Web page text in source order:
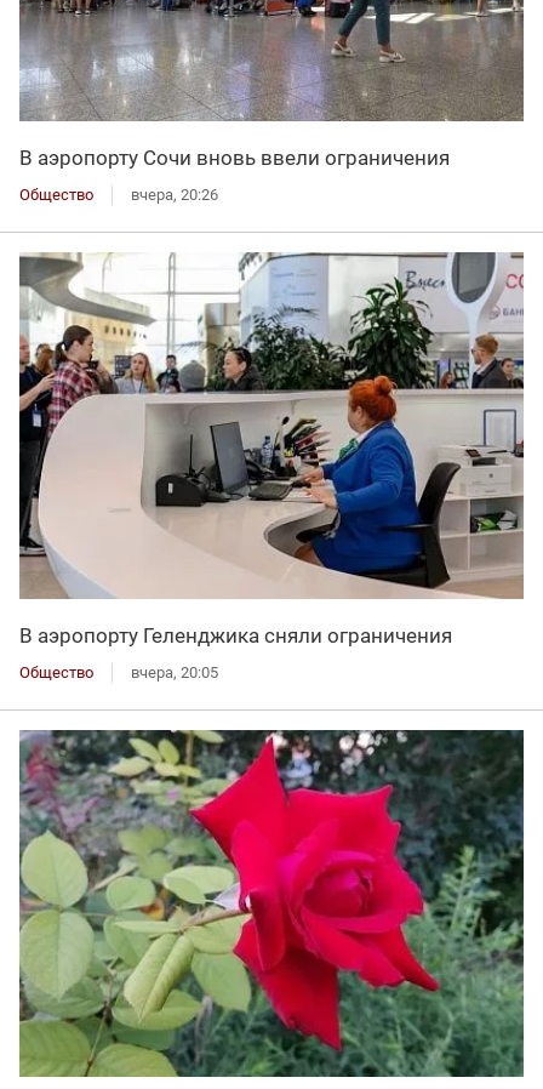
В аэропорту Сочи вновь ввели ограничения
Общество вчера, 20:26
В аэропорту Геленджика сняли ограничения
Общество вчера, 20:05